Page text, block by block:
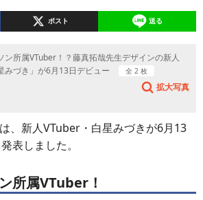
ポスト 送る
ン所属VTuber！？藤真拓哉先生デザインの新人
みづき」が6月13日デビュー
全 2 枚
拡大写真
、新人VTuber・白星みづきが6月13
表しました。
所属VTuber！